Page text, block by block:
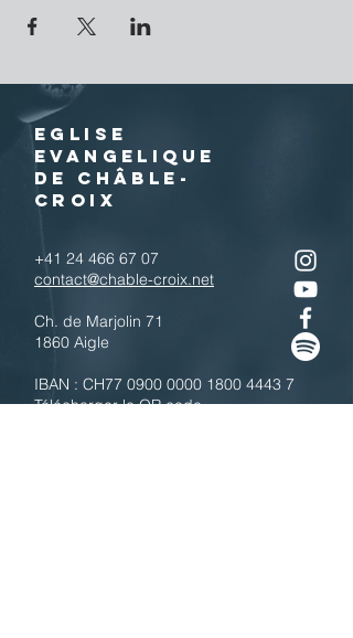
EGLISE
EVANGELIQUE
DE CHÂBLE-
CROIX
+41 24 466 67 07
contact@chable-croix.net
Ch. de Marjolin 71
1860 Aigle
IBAN : CH77 0900 0000 1800 4443 7
Télécharger le QR code